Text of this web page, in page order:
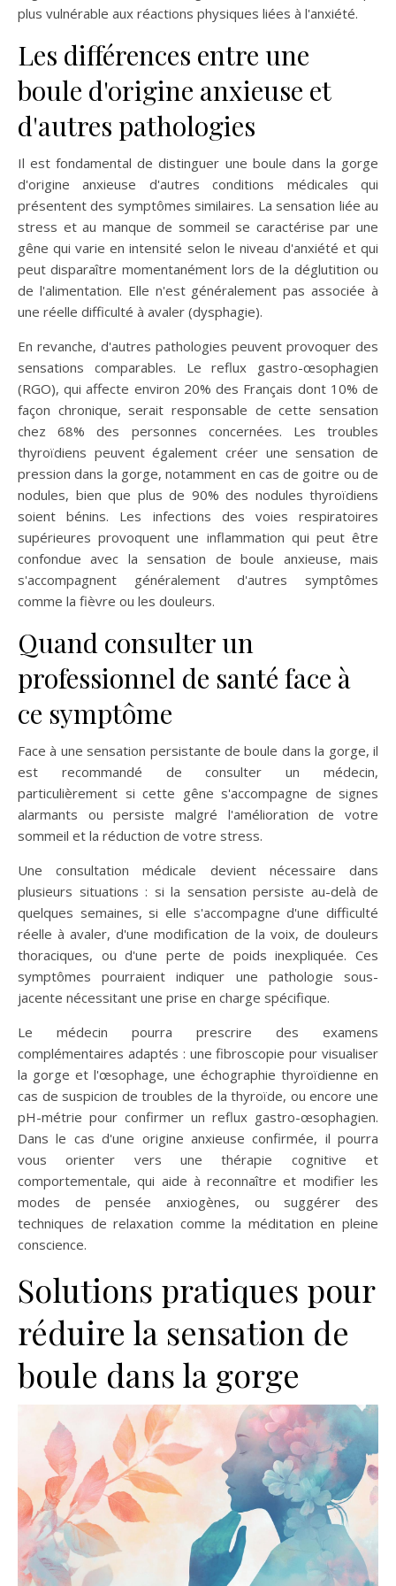
plus vulnérable aux réactions physiques liées à l'anxiété.
Les différences entre une
boule d'origine anxieuse et
d'autres pathologies
Il est fondamental de distinguer une boule dans la gorge
d'origine anxieuse d'autres conditions médicales qui
présentent des symptômes similaires. La sensation liée au
stress et au manque de sommeil se caractérise par une
gêne qui varie en intensité selon le niveau d'anxiété et qui
peut disparaître momentanément lors de la déglutition ou
de l'alimentation. Elle n'est généralement pas associée à
une réelle difficulté à avaler (dysphagie).
En revanche, d'autres pathologies peuvent provoquer des
sensations comparables. Le reflux gastro-œsophagien
(RGO), qui affecte environ 20% des Français dont 10% de
façon chronique, serait responsable de cette sensation
chez 68% des personnes concernées. Les troubles
thyroïdiens peuvent également créer une sensation de
pression dans la gorge, notamment en cas de goitre ou de
nodules, bien que plus de 90% des nodules thyroïdiens
soient bénins. Les infections des voies respiratoires
supérieures provoquent une inflammation qui peut être
confondue avec la sensation de boule anxieuse, mais
s'accompagnent généralement d'autres symptômes
comme la fièvre ou les douleurs.
Quand consulter un
professionnel de santé face à
ce symptôme
Face à une sensation persistante de boule dans la gorge, il
est recommandé de consulter un médecin,
particulièrement si cette gêne s'accompagne de signes
alarmants ou persiste malgré l'amélioration de votre
sommeil et la réduction de votre stress.
Une consultation médicale devient nécessaire dans
plusieurs situations : si la sensation persiste au-delà de
quelques semaines, si elle s'accompagne d'une difficulté
réelle à avaler, d'une modification de la voix, de douleurs
thoraciques, ou d'une perte de poids inexpliquée. Ces
symptômes pourraient indiquer une pathologie sous-
jacente nécessitant une prise en charge spécifique.
Le médecin pourra prescrire des examens
complémentaires adaptés : une fibroscopie pour visualiser
la gorge et l'œsophage, une échographie thyroïdienne en
cas de suspicion de troubles de la thyroïde, ou encore une
pH-métrie pour confirmer un reflux gastro-œsophagien.
Dans le cas d'une origine anxieuse confirmée, il pourra
vous orienter vers une thérapie cognitive et
comportementale, qui aide à reconnaître et modifier les
modes de pensée anxiogènes, ou suggérer des
techniques de relaxation comme la méditation en pleine
conscience.
Solutions pratiques pour
réduire la sensation de
boule dans la gorge